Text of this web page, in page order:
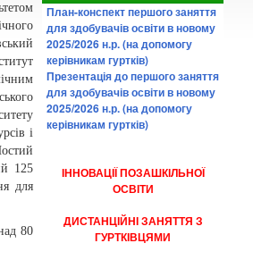
і
125
для
80
План-конспект першого заняття
для здобувачів освіти в новому
2025/2026 н.р. (на допомогу
керівникам гуртків)
Презентація до першого заняття
для здобувачів освіти в новому
2025/2026 н.р. (на допомогу
керівникам гуртків)
ІННОВАЦІЇ ПОЗАШКІЛЬНОЇ
ОСВІТИ
ДИСТАНЦІЙНІ ЗАНЯТТЯ З
ГУРТКІВЦЯМИ